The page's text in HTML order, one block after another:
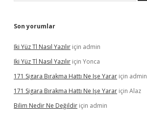
Son yorumlar
Iki Yüz Tl Nasıl Yazılır için admin
Iki Yüz Tl Nasıl Yazılır için Yonca
171 Sigara Bırakma Hattı Ne Işe Yarar için admin
171 Sigara Bırakma Hattı Ne Işe Yarar için Alaz
Bilim Nedir Ne Değildir için admin